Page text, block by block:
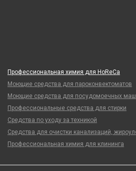
Профессиональная химия для HoReCa
Моющие средства для пароконвектоматов
Моющие средства для посудомоечных
Профессиональные средства для стирки
Средства по уходу за техникой
Средства для очистки канализаций,
Профессиональная химия для клининга